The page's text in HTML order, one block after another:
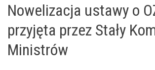
Nowelizacja ustawy o
przyjęta przez Stały
Ministrów